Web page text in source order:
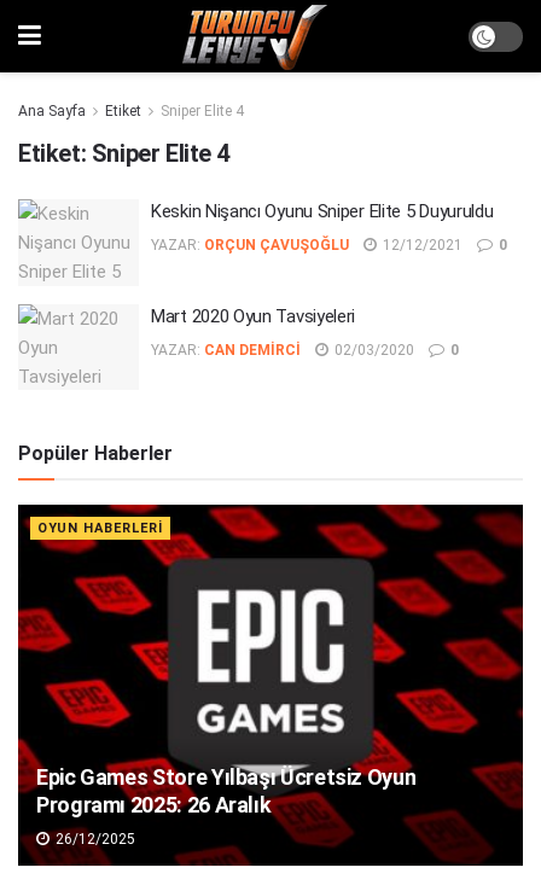
Ana Sayfa Etiket Sniper Elite 4
Etiket: Sniper Elite 4
Keskin Nişancı Oyunu Sniper Elite 5 Duyuruldu
YAZAR: ORÇUN ÇAVUŞOĞLU 12/12/2021 0
Mart 2020 Oyun Tavsiyeleri
YAZAR: CAN DEMIRCI 02/03/2020 0
Popüler Haberler
OYUN HABERLERI
Epic Games Store Yılbaşı Ücretsiz Oyun
Programı 2025: 26 Aralık
26/12/2025